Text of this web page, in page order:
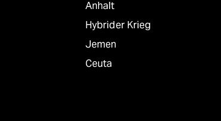
Anhalt
Hybrider Krieg
Jemen
Ceuta